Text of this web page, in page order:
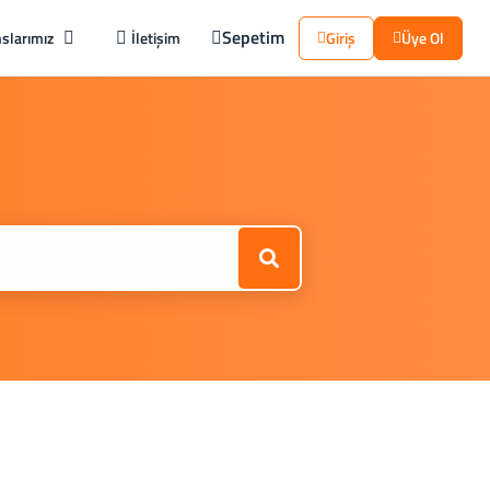
İletişim Sepetim Giriş Üye Ol